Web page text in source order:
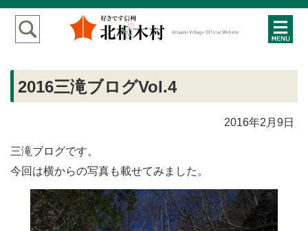
2016三滝ブログVol.4
2016年2月9日
三滝ブログです。
今回は横からの写真も載せてみました。